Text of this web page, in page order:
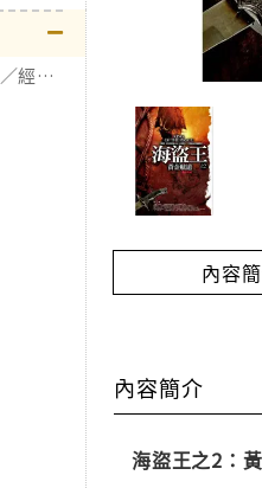
中國文學論集／經典作品
內容
內容簡介
海盜王之2：